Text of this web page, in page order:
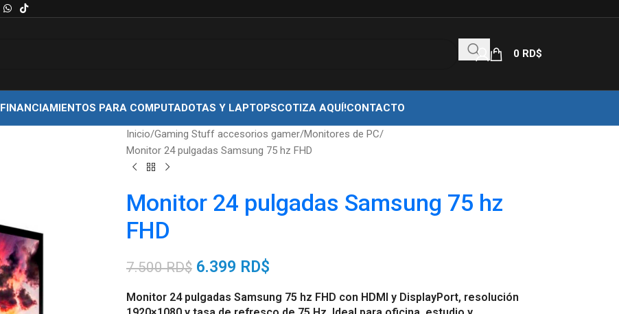
0 RD$
FINANCIAMIENTOS PARA COMPUTADOTAS Y LAPTOPSCOTIZA AQUÍ!CONTACTO
Inicio Gaming Stuff accesorios gamer Monitores de PC
Monitor 24 pulgadas Samsung 75 hz FHD
Monitor 24 pulgadas Samsung 75 hz
FHD
7.500RD$ 6.399 RD$
Monitor 24 pulgadas Samsung 75 hz FHD con HDMI y DisplayPort, resolución